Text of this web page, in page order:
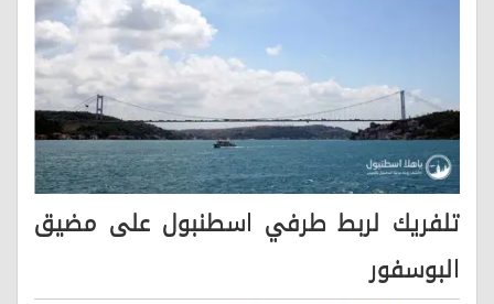
تلفريك لربط طرفي اسطنبول على مضيق
البوسفور